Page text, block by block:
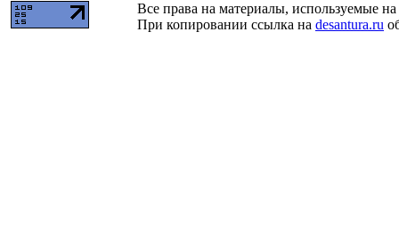
Все права на материалы, используемые
При копировании ссылка на desantura.ru